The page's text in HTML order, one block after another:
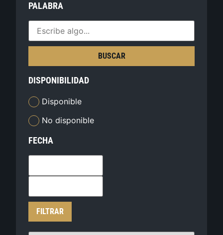
PALABRA
BUSCAR
DISPONIBILIDAD
Disponible
No disponible
FECHA
FILTRAR